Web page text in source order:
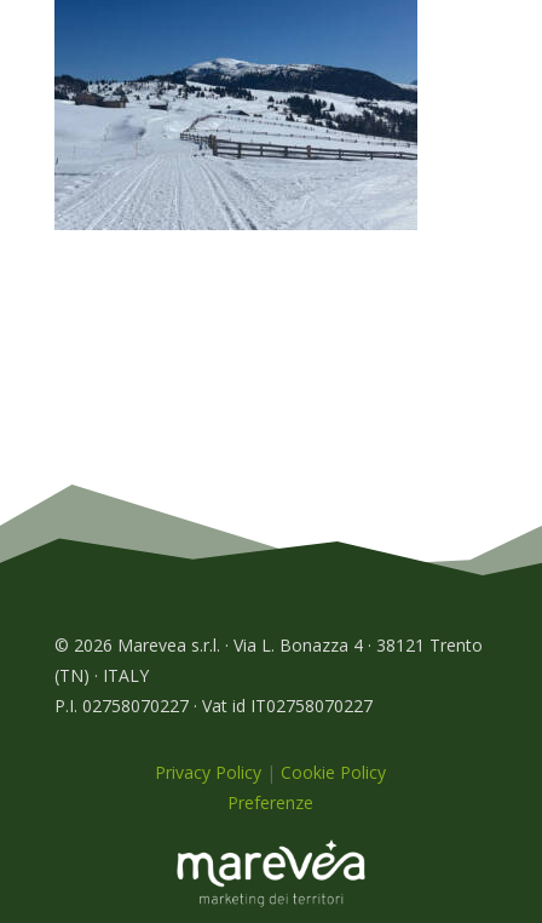
© 2026 Marevea s.r.l. · Via L. Bonazza 4 · 38121 Trento
(TN) · ITALY
P.I. 02758070227 · Vat id IT02758070227
Privacy Policy | Cookie Policy
Preferenze